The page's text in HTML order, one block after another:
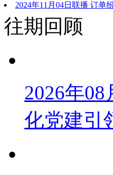
2024年11月04日联播 订单
往期回顾
2026年
化党建引